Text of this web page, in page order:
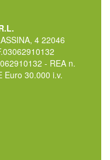
4 22046
- REA n.
Euro 30.000 i.v.